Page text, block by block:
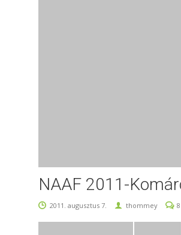
NAAF 2011-
2011. augusztus 7. thommey 8